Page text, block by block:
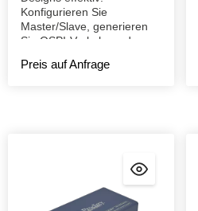
Konfigurieren Sie
Master/Slave, generieren
Sie QSPI-Verkehr und
das QSPI-Protokoll
Preis auf Anfrage